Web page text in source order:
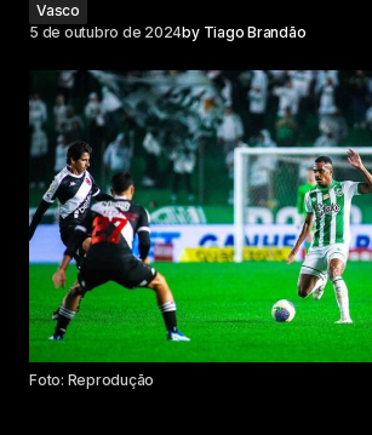
Vasco
5 de outubro de 2024by Tiago Brandão
Foto: Reprodução